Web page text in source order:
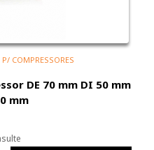
COMPRESSORES
DE 70 mm DI 50 mm
mm